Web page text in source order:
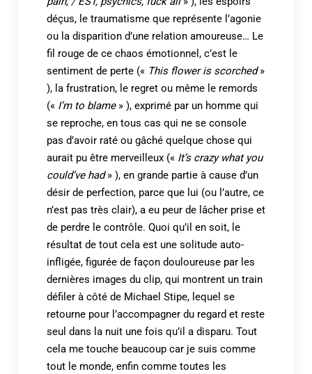
déçus, le traumatisme que représente l’agonie
ou la disparition d’une relation amoureuse… Le
fil rouge de ce chaos émotionnel, c’est le
sentiment de perte (« This flower is scorched»
), la frustration, le regret ou même le remords
(« I’m to blame» ), exprimé par un homme qui
se reproche, en tous cas qui ne se console
pas d’avoir raté ou gâché quelque chose qui
aurait pu être merveilleux (« It’s crazy what you
could’ve had» ), en grande partie à cause d’un
désir de perfection, parce que lui (ou l’autre, ce
n’est pas très clair), a eu peur de lâcher prise et
de perdre le contrôle. Quoi qu’il en soit, le
résultat de tout cela est une solitude auto-
infligée, figurée de façon douloureuse par les
dernières images du clip, qui montrent un train
défiler à côté de Michael Stipe, lequel se
retourne pour l’accompagner du regard et reste
seul dans la nuit une fois qu’il a disparu. Tout
cela me touche beaucoup car je suis comme
tout le monde, enfin comme toutes les